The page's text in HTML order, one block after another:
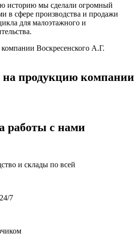
историю мы сделали огромный
в сфере производства и продажи
для малоэтажного и
Воскресенского А.Г.
продукцию компании
работы с нами
и склады по всей
7